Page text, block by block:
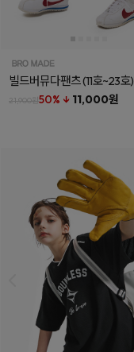
빌드버뮤다팬츠(11호~23호)
21,900원50% ↓ 11,000원